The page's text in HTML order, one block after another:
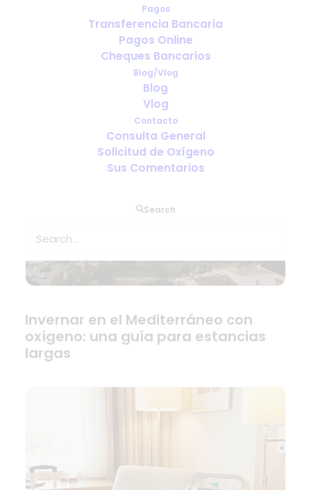
Pagos
Transferencia Bancaria
Pagos Online
Cheques Bancarios
Blog/Vlog
Blog
Vlog
Contacto
Consulta General
Solicitud de Oxígeno
Sus Comentarios
Search
Invernar en el Mediterráneo con
oxígeno: una guía para estancias
largas